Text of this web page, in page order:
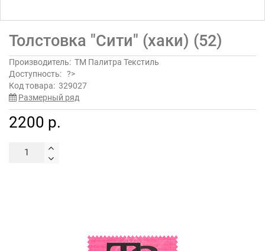
Толстовка "Сити" (хаки) (52)
Производитель: ТМ Палитра Текстиль
Доступность: ?>
Код товара: 329027
Размерный ряд
2200 р.